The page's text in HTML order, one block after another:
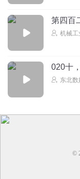
第四百
机械工
020十
东北数
©